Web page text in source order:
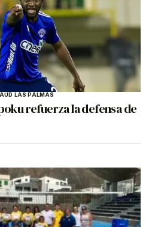
UD LAS PALMAS
refuerza la defensa de